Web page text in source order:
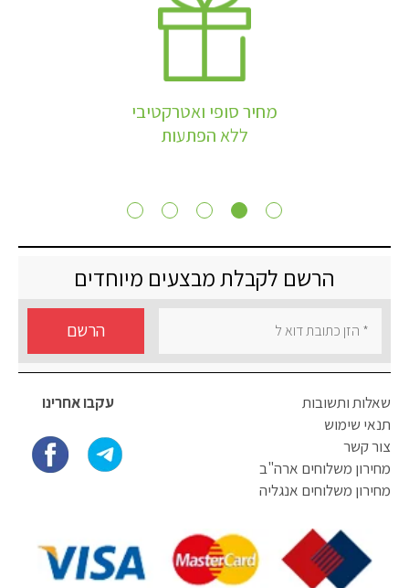
מחיר סופי ואטרקטיבי
ללא הפתעות
הרשם לקבלת מבצעים מיוחדים
הרשם
עקבו אחרינו
שאלות ותשובות
תנאי שימוש
צור קשר
מחירון משלוחים ארה"ב
מחירון משלוחים אנגליה